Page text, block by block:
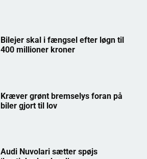
Bilejer skal i fængsel efter løgn til
400 millioner kroner
Kræver grønt bremselys foran på
biler gjort til lov
Audi Nuvolari sætter spøjs